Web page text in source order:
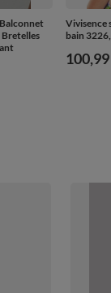
Bretelles
Vivisence
bain